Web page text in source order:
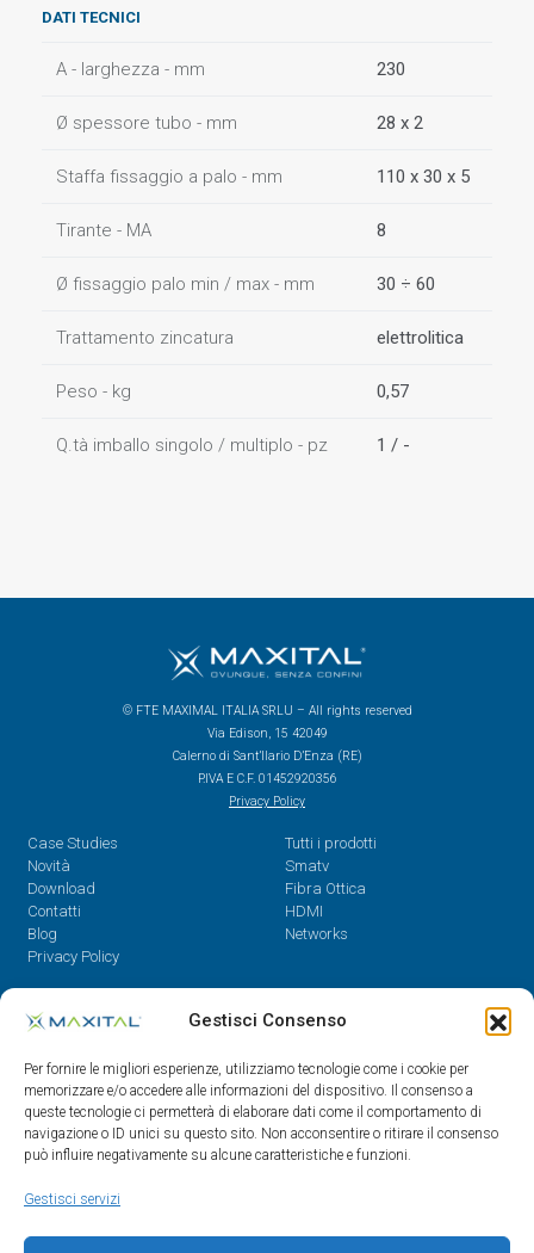
Gestisci Consenso
Per fornire le migliori esperienze, utilizziamo tecnologie come i cookie per
memorizzare e/o accedere alle informazioni del dispositivo. Il consenso a
queste tecnologie ci permetterà di elaborare dati come il comportamento di
navigazione o ID unici su questo sito. Non acconsentire o ritirare il consenso
può influire negativamente su alcune caratteristiche e funzioni.
Gestisci servizi
DATI TECNICI
A - larghezza - mm 230
Ø spessore tubo - mm 28 x 2
Staffa fissaggio a palo - mm 110 x 30 x 5
Tirante - MA 8
Ø fissaggio palo min / max - mm 30 ÷ 60
Trattamento zincatura elettrolitica
Peso - kg 0,57
Q.tà imballo singolo / multiplo - pz 1 / -
© FTE MAXIMAL ITALIA SRLU – All rights reserved
Via Edison, 15 42049
Calerno di Sant’Ilario D’Enza (RE)
P.IVA E C.F. 01452920356
Privacy Policy
Case Studies
Novità
Download
Contatti
Blog
Privacy Policy
Tutti i prodotti
Smatv
Fibra Ottica
HDMI
Networks
Contatti
08.30 - 12.30 / 14 - 18
0522/909701
0522/909748